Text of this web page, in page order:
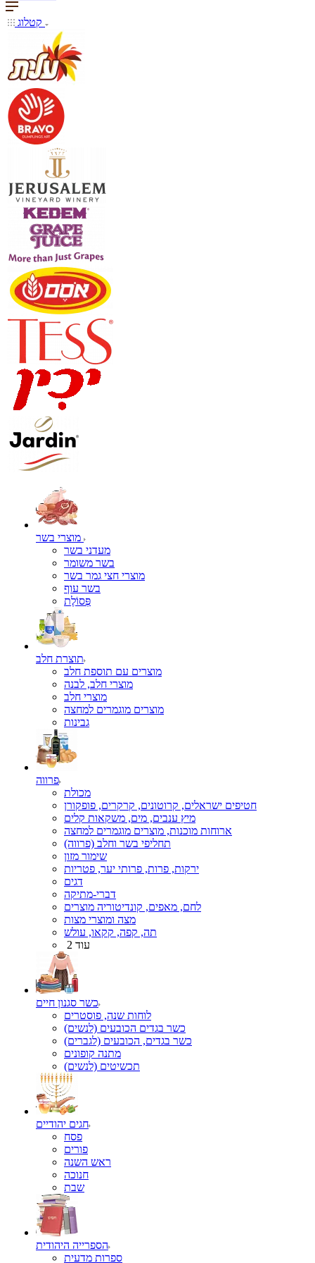
מעדני בשר
בשר משומר
מוצרי חצי גמר בשר
בשר עוף
פְּסוֹלֶת
תוצרת חלב
מוצרים עם תוספת חלב
מוצרי חלב, לבנה
מוצרי חלב
מוצרים מוגמרים למחצה
גבינות
פרווה
מכולת
חטיפים ישראלים, קרוטונים, קרקרים, פופקורן
מיץ ענבים, מים, משקאות קלים
ארוחות מוכנות, מוצרים מוגמרים למחצה
תחליפי בשר וחלב (פרווה)
שימור מזון
ירקות, פרות, פרותי יער, פטריות
דגים
דברי-מתיקה
לחם, מאפים, קונדיטוריה מוצרים
מצה ומוצרי מצות
תה, קפה, קקאו, עולש
עוד 2
כשר סגנון חיים
לוחות שנה, פוסטרים
כשר בגדים הכובעים (לנשים)
כשר בגדים, הכובעים (לגברים)
מתנה קופונים
תכשיטים (לנשים)
חגים יהודיים
פסח
פורים
ראש השנה
חנוכה
שבת
הספרייה היהודית
ספרות מדעית